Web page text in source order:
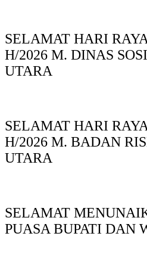
SELAMAT HARI
H/2026 M. DINAS
UTARA
SELAMAT HARI
H/2026 M. BADAN
UTARA
SELAMAT
PUASA BUPATI DAN